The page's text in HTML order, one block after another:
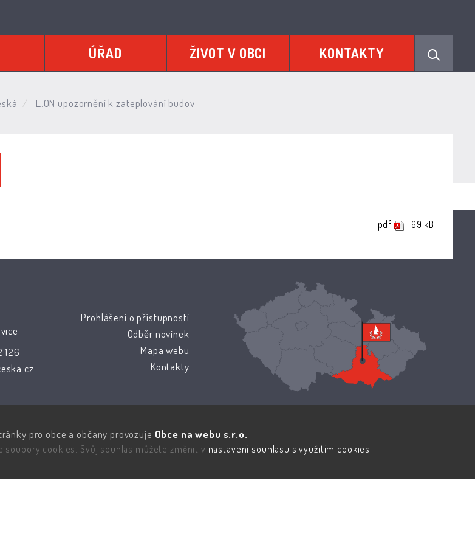
ÚŘAD ŽIVOT V OBCI KONTAKTY
E.ON upozornění k zateplování budov
pdf 69 kB
126
Prohlášení o přístupnosti
Odběr novinek
Mapa webu
Kontakty
pro obce a občany provozuje Obce na webu s.r.o.
soubory cookies. Svůj souhlas můžete změnit v nastavení souhlasu s využitím cookies.